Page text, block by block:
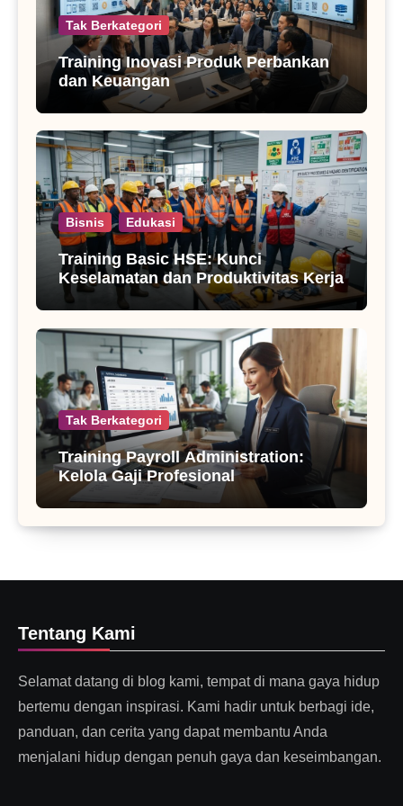
Tak Berkategori
Training Inovasi Produk Perbankan
dan Keuangan
Bisnis Edukasi
Training Basic HSE: Kunci
Keselamatan dan Produktivitas Kerja
Tak Berkategori
Training Payroll Administration:
Kelola Gaji Profesional
Tentang Kami
Selamat datang di blog kami, tempat di mana gaya hidup
bertemu dengan inspirasi. Kami hadir untuk berbagi ide,
panduan, dan cerita yang dapat membantu Anda
menjalani hidup dengan penuh gaya dan keseimbangan.